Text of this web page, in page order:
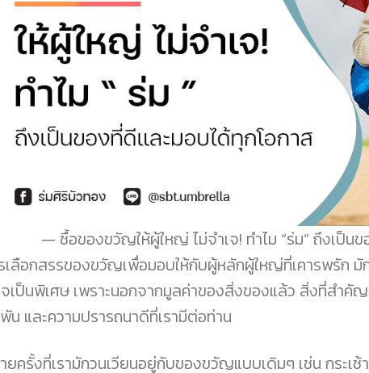
ซื้อของขวัญให้ผู้ใหญ่ ไม่จำเจ! ทำไม “ร่ม” ถึงเป็น
เลือกสรรของขวัญเพื่อมอบให้กับผู้หลักผู้ใหญ่ที่เคารพรัก
จเป็นพิเศษ เพราะนอกจากมูลค่าของสิ่งของแล้ว สิ่งที่สำคั
น และความปรารถนาดีที่เรามีต่อท่าน
ยครั้งที่เรามักวนเวียนอยู่กับของขวัญแบบเดิมๆ เช่น กระ